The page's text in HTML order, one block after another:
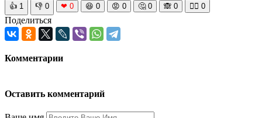
👍 1 👎 0 ❤ 0 😆 0 😡 0 🤔 0 🙈 0 🧘‍♀️ 0
Поделиться
Комментарии
Оставить комментарий